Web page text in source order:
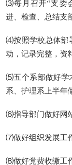
⑶每月召开“支委
进、检查、总结支
⑷按照学校总体部
动，记录完整，资
⑸五个系部做好学
系、护理系上半年
⑹指导部门做好网
⑺做好组织发展工
⑻做好党费收缴工